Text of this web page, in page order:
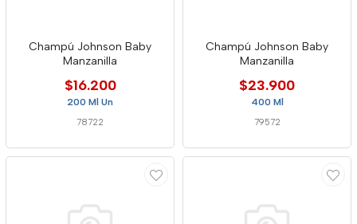
Champú Johnson Baby
Manzanilla
$16.200
200 Ml Un
78722
Champú Johnson Baby
Manzanilla
$23.900
400 Ml
79572